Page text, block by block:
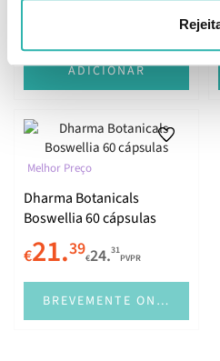
ADICIONAR
Melhor Preço
Dharma Botanicals
Boswellia 60 cápsulas
€21.39€24.31
PVPR
BREVEMENTE ONLINE